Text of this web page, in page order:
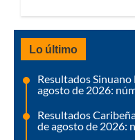
Lo último
Resultados
agosto de 2026:
Resultados
de agosto de 2026: